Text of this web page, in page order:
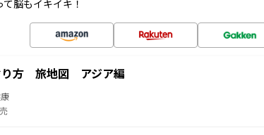
脳もイキイキ！
り方 旅地図 アジア編